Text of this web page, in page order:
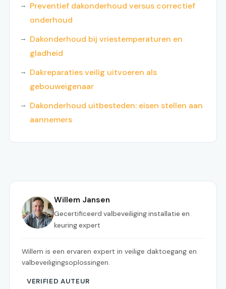
Preventief dakonderhoud versus correctief
onderhoud
Dakonderhoud bij vriestemperaturen en
gladheid
Dakreparaties veilig uitvoeren als
gebouweigenaar
Dakonderhoud uitbesteden: eisen stellen aan
aannemers
Willem Jansen
Gecertificeerd valbeveiliging installatie en
keuring expert
Willem is een ervaren expert in veilige daktoegang en
valbeveiligingsoplossingen.
VERIFIED AUTEUR